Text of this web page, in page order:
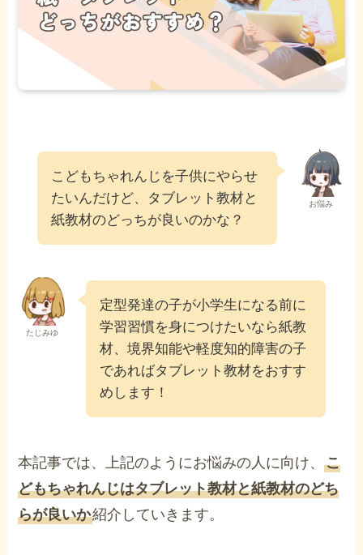
お悩み
こどもちゃれんじを子供にやらせ
たいんだけど、タブレット教材と
紙教材のどっちが良いのかな？
たじみゆ
定型発達の子が小学生になる前に
学習習慣を身につけたいなら紙教
材、境界知能や軽度知的障害の子
であればタブレット教材をおすす
めします！
本記事では、上記のようにお悩みの人に向け、こ
どもちゃれんじはタブレット教材と紙教材のどち
らが良いか紹介していきます。